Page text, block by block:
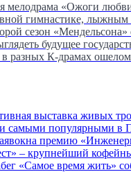
мелодрама «Ожоги
гимнастике, лыжным
сезон
будущее
разных К-драмах
выставка живых
самыми популярными в
премию
– крупнейший
«Самое время жить»